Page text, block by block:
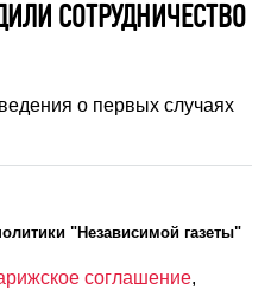
СОТРУДНИЧЕСТВО
о первых случаях
"Независимой газеты"
соглашение,